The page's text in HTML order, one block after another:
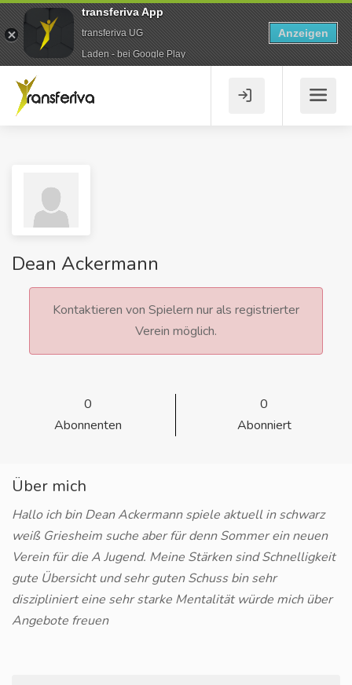
Dean Ackermann
Kontaktieren von Spielern nur als registrierter
Verein möglich.
0
Abonnenten
0
Abonniert
Über mich
Hallo ich bin Dean Ackermann spiele aktuell in schwarz
weiß Griesheim suche aber für denn Sommer ein neuen
Verein für die A Jugend. Meine Stärken sind Schnelligkeit
gute Übersicht und sehr guten Schuss bin sehr
diszipliniert eine sehr starke Mentalität würde mich über
Angebote freuen
transferiva App
transferiva UG
Laden - bei Google Play
Anzeigen